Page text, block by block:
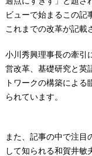
ビューで始まるこの記
これまでの改革が記載
小川秀興理事長の牽引
営改革、基礎研究と英
トワークの構築によ
られています。
また、記事の中で注目
して知られる和賀井敏